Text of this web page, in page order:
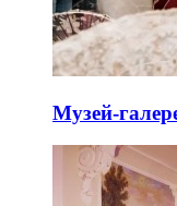
Музей-